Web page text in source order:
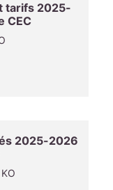
tarifs 2025-
CEC
2025-2026